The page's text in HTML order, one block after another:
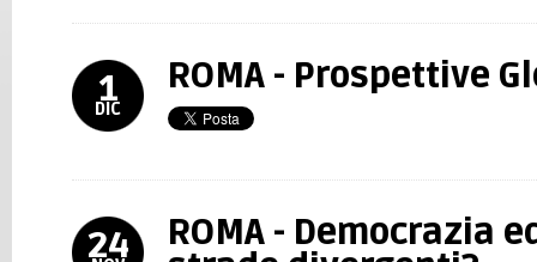
1
DIC
ROMA - Prospettive
24
ROMA - Democrazia